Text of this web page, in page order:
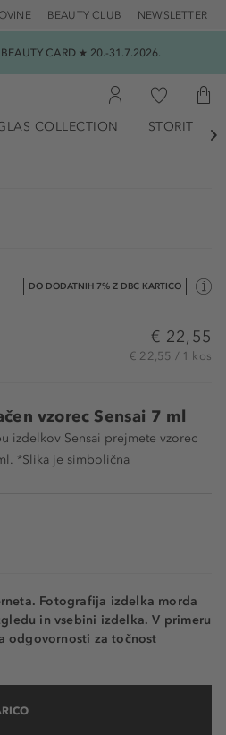
BEAUTY CLUB NEWSLETTER
CARD ★ 20.-31.7.2026.
COLLECTION STORITVE

DO DODATNIH 7% Z DBC KARTICO
€ 22,55
€ 22,55 / 1 kos
vzorec Sensai 7 ml
izdelkov Sensai prejmete vzorec
*Slika je simbolična
Fotografija izdelka morda
in vsebini izdelka. V primeru
odgovornosti za točnost